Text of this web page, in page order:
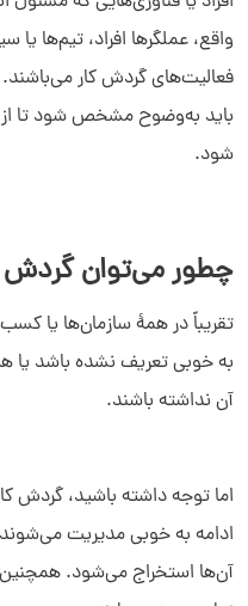
واقع، عملگرها افراد، تیم‌ها
فعالیت‌های گردش کار
باید به‌وضوح مشخص شود تا از
شود.
چطور می‌توان گردش
تقریباً در همۀ سازمان‌ها یا
به خوبی تعریف نشده باشد یا
آن نداشته باشند.
اما توجه داشته باشید، گردش‌
ادامه به خوبی مدیریت
آن‌ها استخراج می‌شود.